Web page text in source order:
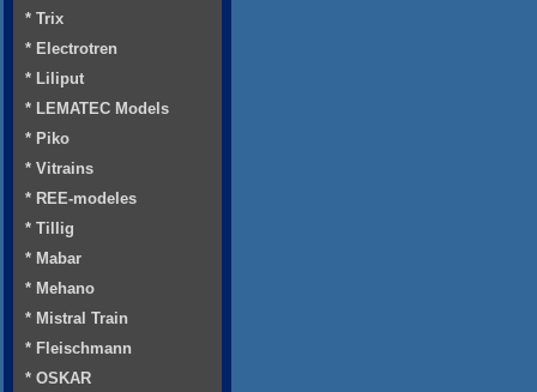
* Trix
* Electrotren
* Liliput
* LEMATEC Models
* Piko
* Vitrains
* REE-modeles
* Tillig
* Mabar
* Mehano
* Mistral Train
* Fleischmann
* OSKAR